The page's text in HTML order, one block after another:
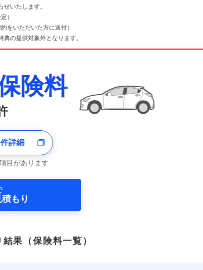
いたします。
）
をいただいた方に送付）
の提供対象外となります。
険料
詳細
目があります
もり
結果 （保険料一覧）